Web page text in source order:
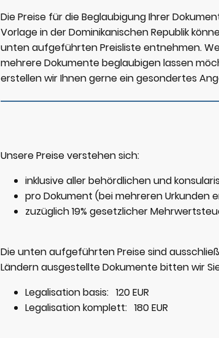
Die Preise für die Beglaubigung Ihrer
Vorlage in der Dominikanischen Republik
unten aufgeführten Preisliste entnehmen.
mehrere Dokumente beglaubigen lassen
erstellen wir Ihnen gerne ein gesondertes
Unsere Preise verstehen sich:
inklusive aller behördlichen und
pro Dokument (bei mehreren Urkunden
zuzüglich 19% gesetzlicher
Die unten aufgeführten Preise sind
Ländern ausgestellte Dokumente bitten wir
Legalisation basis: 120 EUR
Legalisation komplett: 180 EUR